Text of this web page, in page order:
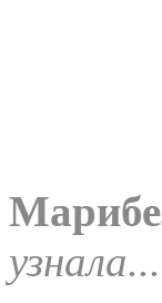
узнала...